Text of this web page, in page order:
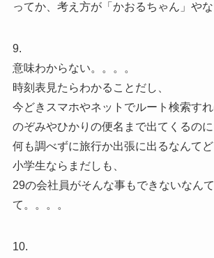
ってか、考え方が「かおるちゃん」や
9.
意味わからない。。。。
時刻表見たらわかることだし、
今どきスマホやネットでルート検索すれ
のぞみやひかりの便名まで出てくるのに
何も調べずに旅行か出張に出るなんてど
小学生ならまだしも、
29の会社員がそんな事もできないなん
て。。。。
10.